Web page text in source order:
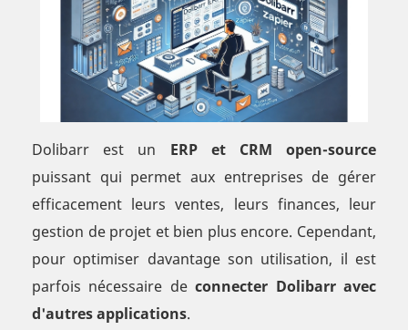
Dolibarr est un ERP et CRM open-source
puissant qui permet aux entreprises de gérer
efficacement leurs ventes, leurs finances, leur
gestion de projet et bien plus encore. Cependant,
pour optimiser davantage son utilisation, il est
parfois nécessaire deconnecter Dolibarr avec
d'autres applications.